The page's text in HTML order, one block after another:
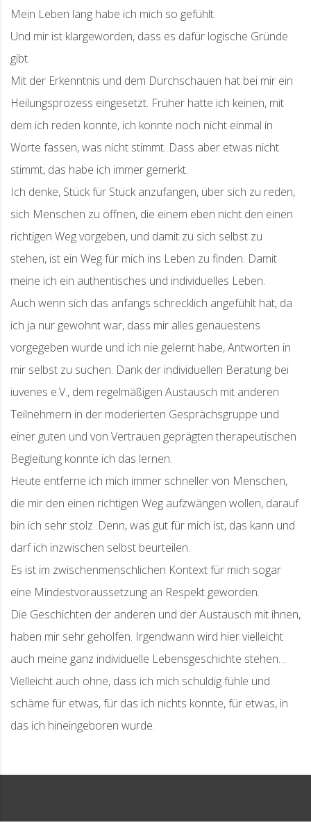
Mein Leben lang habe ich mich so gefühlt.
Und mir ist klargeworden, dass es dafür logische Gründe
gibt.
Mit der Erkenntnis und dem Durchschauen hat bei mir ein
Heilungsprozess eingesetzt. Früher hatte ich keinen, mit
dem ich reden konnte, ich konnte noch nicht einmal in
Worte fassen, was nicht stimmt. Dass aber etwas nicht
stimmt, das habe ich immer gemerkt.
Ich denke, Stück für Stück anzufangen, über sich zu reden,
sich Menschen zu öffnen, die einem eben nicht den einen
richtigen Weg vorgeben, und damit zu sich selbst zu
stehen, ist ein Weg für mich ins Leben zu finden. Damit
meine ich ein authentisches und individuelles Leben.
Auch wenn sich das anfangs schrecklich angefühlt hat, da
ich ja nur gewohnt war, dass mir alles genauestens
vorgegeben wurde und ich nie gelernt habe, Antworten in
mir selbst zu suchen. Dank der individuellen Beratung bei
iuvenes e.V., dem regelmäßigen Austausch mit anderen
Teilnehmern in der moderierten Gesprächsgruppe und
einer guten und von Vertrauen geprägten therapeutischen
Begleitung konnte ich das lernen.
Heute entferne ich mich immer schneller von Menschen,
die mir den einen richtigen Weg aufzwängen wollen, darauf
bin ich sehr stolz. Denn, was gut für mich ist, das kann und
darf ich inzwischen selbst beurteilen.
Es ist im zwischenmenschlichen Kontext für mich sogar
eine Mindestvoraussetzung an Respekt geworden.
Die Geschichten der anderen und der Austausch mit ihnen,
haben mir sehr geholfen. Irgendwann wird hier vielleicht
auch meine ganz individuelle Lebensgeschichte stehen…
Vielleicht auch ohne, dass ich mich schuldig fühle und
schäme für etwas, für das ich nichts konnte, für etwas, in
das ich hineingeboren wurde.